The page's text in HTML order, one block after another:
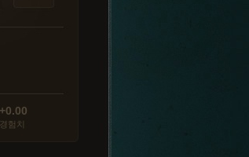
+0.00
경험치